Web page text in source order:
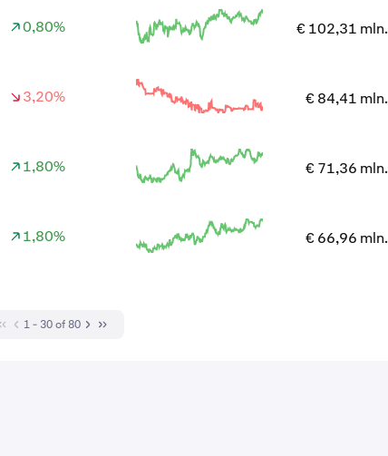
0,80% € 102,31 mln.
3,20% € 84,41 mln.
1,80% € 71,36 mln.
1,80% € 66,96 mln.
1 - 30 of 80